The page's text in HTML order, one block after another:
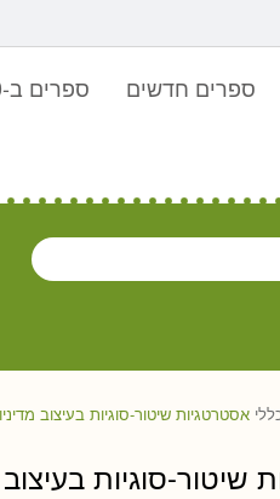
ספרים חדשים ספרים ב-100 ש"ח
אסטרטגיות שיטור-סוגיות בעיצוב
שיטור-סוגיות בעיצוב